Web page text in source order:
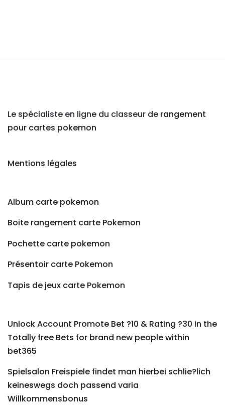
Le spécialiste en ligne du classeur de rangement
pour cartes pokemon
Mentions légales
Album carte pokemon
Boite rangement carte Pokemon
Pochette carte pokemon
Présentoir carte Pokemon
Tapis de jeux carte Pokemon
Unlock Account Promote Bet ?10 & Rating ?30 in the
Totally free Bets for brand new people within
bet365
Spielsalon Freispiele findet man hierbei schlie?lich
keineswegs doch passend varia
Willkommensbonus